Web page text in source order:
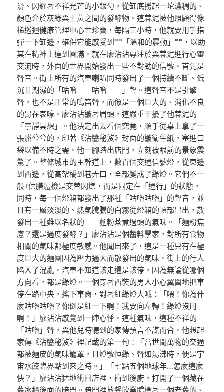
滑、閃耀著不祥光芒的小銀勺，從缸底撈起一坨濃稠的、
顏色介於灰綠與土黃之間的發酵物。這蒜泥被他照顧得像
稀巡迴健康管理中心世珍寶，每隔三小時，他就要用手指
彈一下缸邊，確保它能感受到**「溫和的震動」**，以助
其在精神上達到圓滿。就在廖沾沾專注於與蒜泥進行心靈
交流時，外面的世界開始發出一些不對勁的信號。首先是
聲音。街上所有的汽車喇叭同時發出了一個持續不斷、低
沉且潮濕的「咕嚕——咕嚕——」聲。這聲音不是引擎
聲，也不是正常的鳴笛聲，而像是一個巨大的、消化不良
的胃在哀嚎。廖沾沾皺著眉頭，這嚴重干擾了他蒜泥的
「寧靜冥想」。他決定出去看個究竟，順手從桌上拿了一
張髒兮兮的，印著《沾醬秘笈》封面的皺衛生紙，塞進口
袋以備不時之需。他一腳踏出店門，立刻被眼前的景象震
驚了。整條城市的主幹道上，數百個交通信號燈，從東邊
到西邊，從高架橋到巷弄口，全部變成了綠燈。它們不一
般+供膳體檢是交替閃爍，而是固定在「通行」的狀態，
同時，每一個燈箱都發出了那種「咕嚕咕嚕」的聲音，並
且有一層淡淡的、熱氣騰騰的白霧從燈箱的頂部冒出，散
發出一種難以名狀的——麵粉蒸煮過頭的氣味。「麵粉焦
慮？還是過度發酵？」廖沾沾是個醬料學家，對所有食物
相關的氣味都極度敏感。他聞出來了，這是一種只有在極
度巨大的麵團因為壓力過大而散發出的氣味。街上的行人
陷入了混亂。汽車不知道該走還是該停，因為無論從哪個
方向看，都是綠燈。一個穿著西裝的男人小心翼翼地把車
停在路中央，搖下車窗，對著紅綠燈大喊：「喂！你為什
麼咕嚕咕嚕？你倒是紅一下啊！我要向左轉！綠燈沒用
啊！」廖沾沾感覺到一陣心悸。這種氣味，這種不祥的
「咕嚕」聲，與他兒時聽到的家傳預言不謀而合。他想起
家傳《沾醬秘笈》裡記載的第一句：「當世間萬物的交通
都被麵皮的氣味籠罩，且燈號恒綠、聲如湯沸時，便是宇
宙水餃臨界點到來之時。」「七點五個地球年…怎麼這麼
快？」廖沾沾猛地衝回店裡，衝到後廚，打開了一個藏在